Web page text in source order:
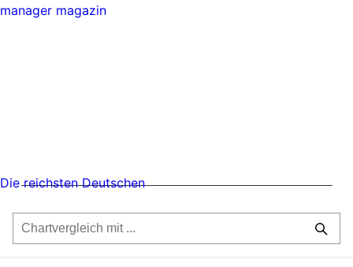
manager magazin
Die reichsten Deutschen